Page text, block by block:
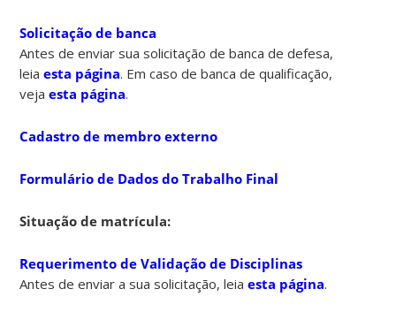
Solicitação de banca
Antes de enviar sua solicitação de banca de defesa,
leiaesta página. Em caso de banca de qualificação,
vejaesta página.
Cadastro de membro externo
Formulário de Dados do Trabalho Final
Situação de matrícula:
Requerimento de Validação de Disciplinas
Antes de enviar a sua solicitação, leiaesta página.